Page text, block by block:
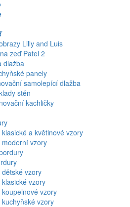
Lilly and Luis
zeď Patel 2
dlažba
panely
samolepící dlažba
stěn
kachličky
klasické a květinové vzory
moderní vzory
dětské vzory
vzory
koupelnové vzory
kuchyňské vzory